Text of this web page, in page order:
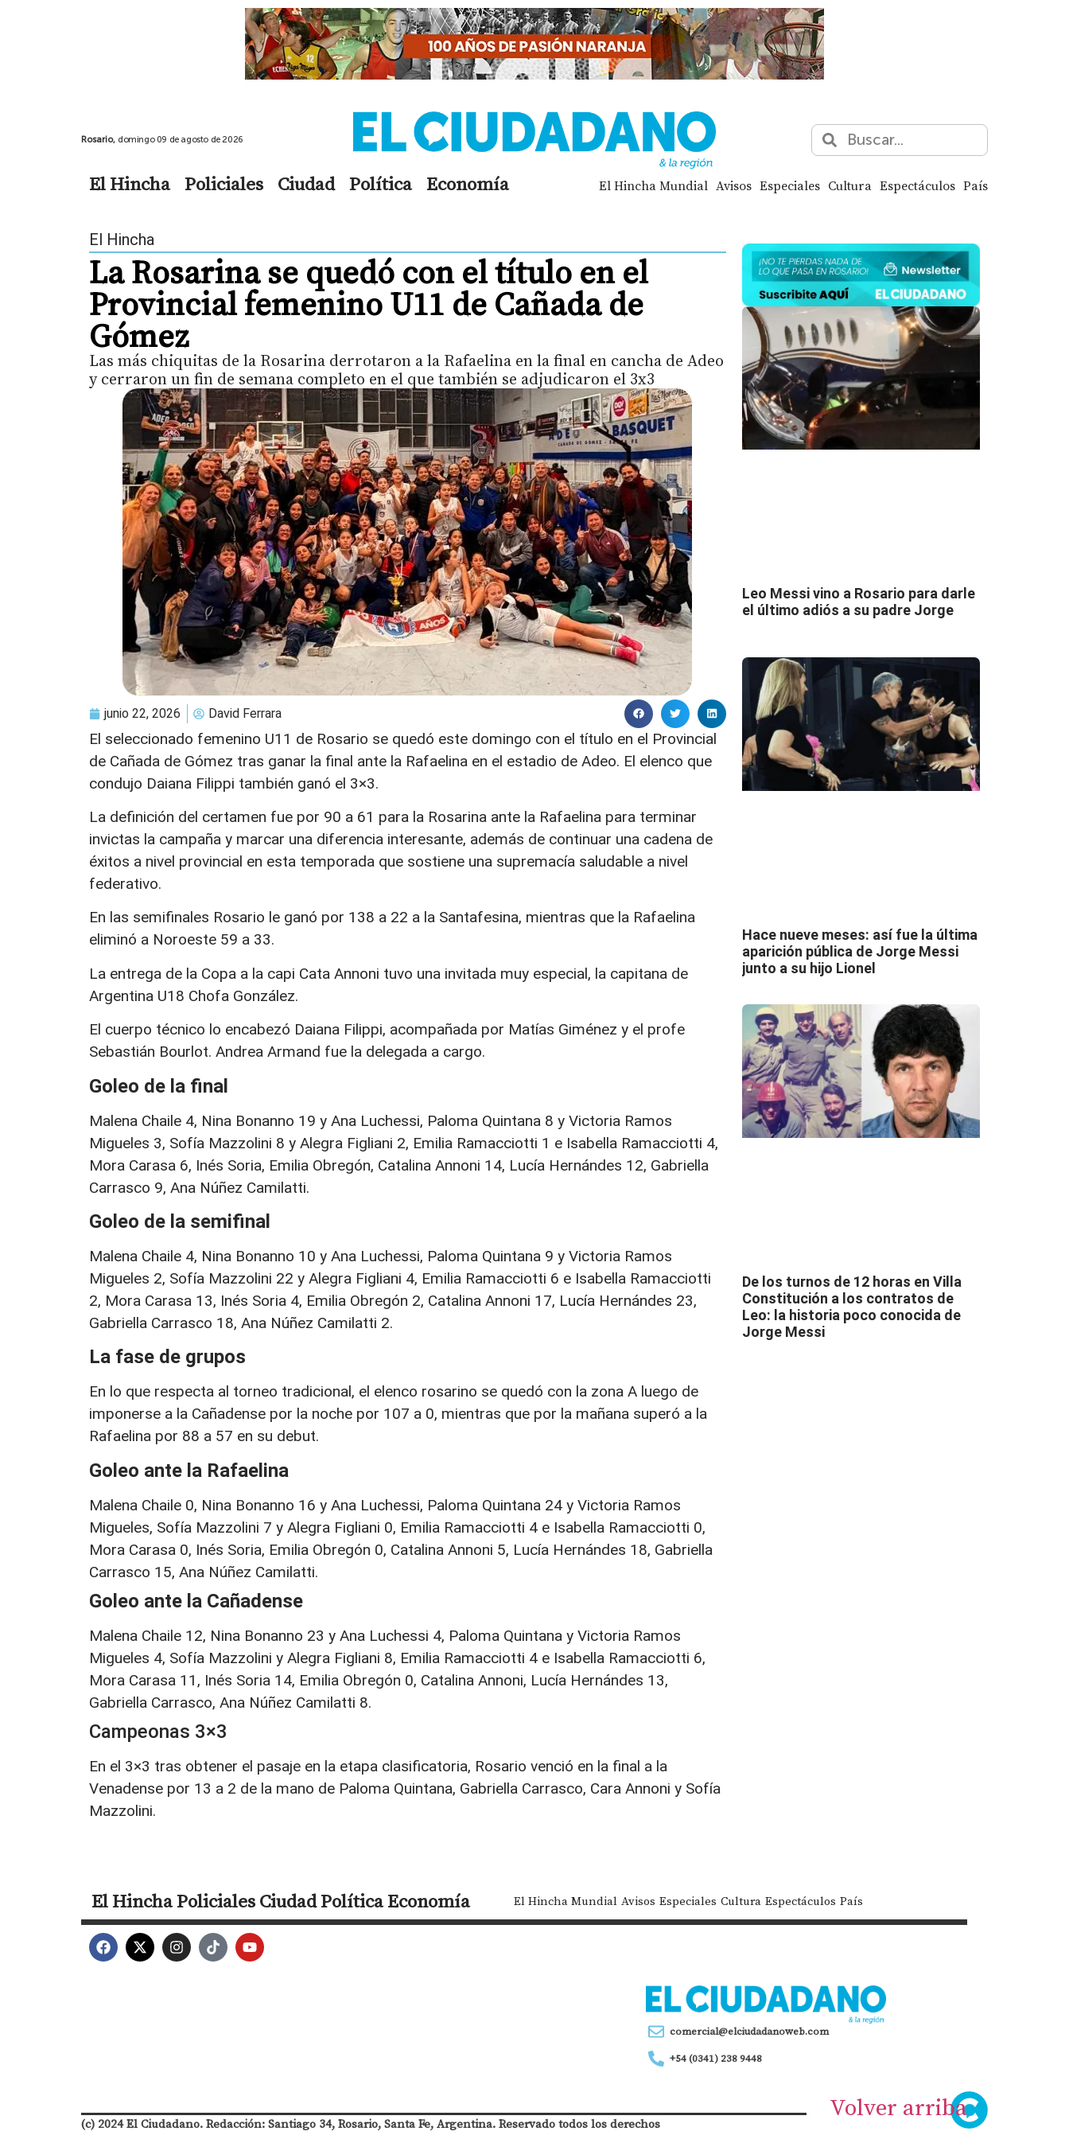
Rosario, domingo 09 de agosto de 2026
El Hincha Policiales Ciudad Política Economía El Hincha Mundial Avisos Especiales Cultura Espectáculos País
El Hincha
La Rosarina se quedó con el título en el
Provincial femenino U11 de Cañada de
Gómez
Las más chiquitas de la Rosarina derrotaron a la Rafaelina en la final en cancha de Adeo
y cerraron un fin de semana completo en el que también se adjudicaron el 3x3
junio 22, 2026 David Ferrara
El seleccionado femenino U11 de Rosario se quedó este domingo con el título en el Provincial
de Cañada de Gómez tras ganar la final ante la Rafaelina en el estadio de Adeo. El elenco que
condujo Daiana Filippi también ganó el 3×3.
La definición del certamen fue por 90 a 61 para la Rosarina ante la Rafaelina para terminar
invictas la campaña y marcar una diferencia interesante, además de continuar una cadena de
éxitos a nivel provincial en esta temporada que sostiene una supremacía saludable a nivel
federativo.
En las semifinales Rosario le ganó por 138 a 22 a la Santafesina, mientras que la Rafaelina
eliminó a Noroeste 59 a 33.
La entrega de la Copa a la capi Cata Annoni tuvo una invitada muy especial, la capitana de
Argentina U18 Chofa González.
El cuerpo técnico lo encabezó Daiana Filippi, acompañada por Matías Giménez y el profe
Sebastián Bourlot. Andrea Armand fue la delegada a cargo.
Goleo de la final
Malena Chaile 4, Nina Bonanno 19 y Ana Luchessi, Paloma Quintana 8 y Victoria Ramos
Migueles 3, Sofía Mazzolini 8 y Alegra Figliani 2, Emilia Ramacciotti 1 e Isabella Ramacciotti 4,
Mora Carasa 6, Inés Soria, Emilia Obregón, Catalina Annoni 14, Lucía Hernándes 12, Gabriella
Carrasco 9, Ana Núñez Camilatti.
Goleo de la semifinal
Malena Chaile 4, Nina Bonanno 10 y Ana Luchessi, Paloma Quintana 9 y Victoria Ramos
Migueles 2, Sofía Mazzolini 22 y Alegra Figliani 4, Emilia Ramacciotti 6 e Isabella Ramacciotti
2, Mora Carasa 13, Inés Soria 4, Emilia Obregón 2, Catalina Annoni 17, Lucía Hernándes 23,
Gabriella Carrasco 18, Ana Núñez Camilatti 2.
La fase de grupos
En lo que respecta al torneo tradicional, el elenco rosarino se quedó con la zona A luego de
imponerse a la Cañadense por la noche por 107 a 0, mientras que por la mañana superó a la
Rafaelina por 88 a 57 en su debut.
Goleo ante la Rafaelina
Malena Chaile 0, Nina Bonanno 16 y Ana Luchessi, Paloma Quintana 24 y Victoria Ramos
Migueles, Sofía Mazzolini 7 y Alegra Figliani 0, Emilia Ramacciotti 4 e Isabella Ramacciotti 0,
Mora Carasa 0, Inés Soria, Emilia Obregón 0, Catalina Annoni 5, Lucía Hernándes 18, Gabriella
Carrasco 15, Ana Núñez Camilatti.
Goleo ante la Cañadense
Malena Chaile 12, Nina Bonanno 23 y Ana Luchessi 4, Paloma Quintana y Victoria Ramos
Migueles 4, Sofía Mazzolini y Alegra Figliani 8, Emilia Ramacciotti 4 e Isabella Ramacciotti 6,
Mora Carasa 11, Inés Soria 14, Emilia Obregón 0, Catalina Annoni, Lucía Hernándes 13,
Gabriella Carrasco, Ana Núñez Camilatti 8.
Campeonas 3×3
En el 3×3 tras obtener el pasaje en la etapa clasificatoria, Rosario venció en la final a la
Venadense por 13 a 2 de la mano de Paloma Quintana, Gabriella Carrasco, Cara Annoni y Sofía
Mazzolini.
Leo Messi vino a Rosario para darle
el último adiós a su padre Jorge
Hace nueve meses: así fue la última
aparición pública de Jorge Messi
junto a su hijo Lionel
De los turnos de 12 horas en Villa
Constitución a los contratos de
Leo: la historia poco conocida de
Jorge Messi
El HinchaPolicialesCiudadPolíticaEconomía El Hincha Mundial Avisos Especiales Cultura Espectáculos País
comercial@elciudadanoweb.com
+54 (0341) 238 9448
(c) 2024 El Ciudadano. Redacción: Santiago 34, Rosario, Santa Fe, Argentina. Reservado todos los derechos
Volver arriba